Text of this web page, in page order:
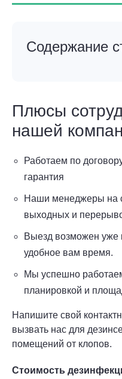
Содержание
Плюсы
нашей
Работаем по
гарантия
Наши менеджеры на
выходных и
Выезд возможен уже
удобное вам время.
Мы успешно
планировкой и
Напишите свой
вызвать нас для
помещений от клопов.
Стоимость